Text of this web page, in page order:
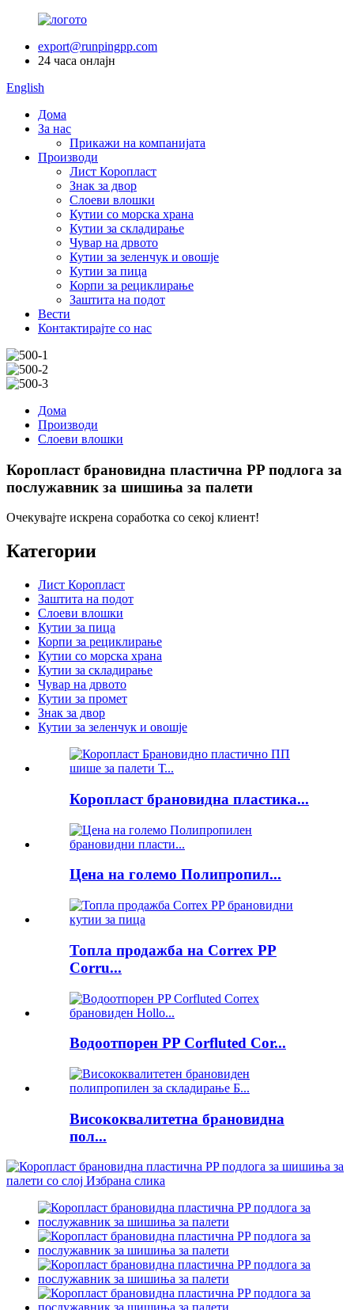
export@runpingpp.com
24 часа онлајн
English
Дома
За нас
Прикажи на компанијата
Производи
Лист Коропласт
Знак за двор
Слоеви влошки
Кутии со морска храна
Кутии за складирање
Чувар на дрвото
Кутии за зеленчук и овошје
Кутии за пица
Корпи за рециклирање
Заштита на подот
Вести
Контактирајте со нас
Дома
Производи
Слоеви влошки
Коропласт брановидна пластична PP подлога за
послужавник за шишиња за палети
Очекувајте искрена соработка со секој клиент!
Категории
Лист Коропласт
Заштита на подот
Слоеви влошки
Кутии за пица
Корпи за рециклирање
Кутии со морска храна
Кутии за складирање
Чувар на дрвото
Кутии за промет
Знак за двор
Кутии за зеленчук и овошје
Коропласт брановидна пластика...
Цена на големо Полипропил...
Топла продажба на Correx PP
Corru...
Водоотпорен PP Corfluted Cor...
Висококвалитетна брановидна
пол...